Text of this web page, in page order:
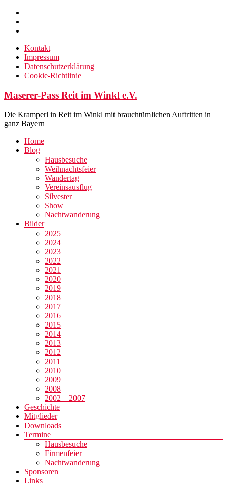
Zum
Inhalt
springen
Kontakt
Impressum
Datenschutzerklärung
Cookie-Richtlinie
Maserer-Pass Reit im Winkl e.V.
Die Kramperl in Reit im Winkl mit brauchtümlichen Auftritten in
ganz Bayern
Menü
Home
Blog
Hausbesuche
Weihnachtsfeier
Wandertag
Vereinsausflug
Silvester
Show
Nachtwanderung
Bilder
2025
2024
2023
2022
2021
2020
2019
2018
2017
2016
2015
2014
2013
2012
2011
2010
2009
2008
2002 – 2007
Geschichte
Mitglieder
Downloads
Termine
Hausbesuche
Firmenfeier
Nachtwanderung
Sponsoren
Links